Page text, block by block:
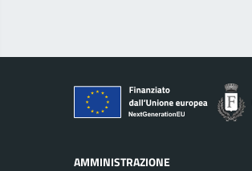
AMMINISTRAZIONE